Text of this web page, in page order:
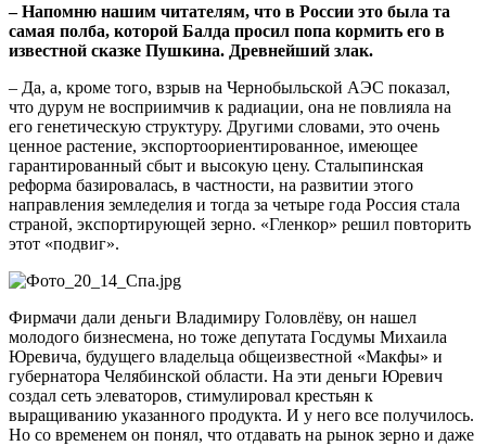
– Напомню нашим читателям, что в России это была та
самая полба, которой Балда просил попа кормить его в
известной сказке Пушкина. Древнейший злак.
– Да, а, кроме того, взрыв на Чернобыльской АЭС показал,
что дурум не восприимчив к радиации, она не повлияла на
его генетическую структуру. Другими словами, это очень
ценное растение, экспортоориентированное, имеющее
гарантированный сбыт и высокую цену. Сталыпинская
реформа базировалась, в частности, на развитии этого
направления земледелия и тогда за четыре года Россия стала
страной, экспортирующей зерно. «Гленкор» решил повторить
этот «подвиг».
Фирмачи дали деньги Владимиру Головлёву, он нашел
молодого бизнесмена, но тоже депутата Госдумы Михаила
Юревича, будущего владельца общеизвестной «Макфы» и
губернатора Челябинской области. На эти деньги Юревич
создал сеть элеваторов, стимулировал крестьян к
выращиванию указанного продукта. И у него все получилось.
Но со временем он понял, что отдавать на рынок зерно и даже